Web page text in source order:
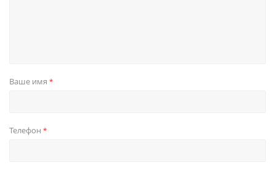
Ваше имя *
Телефон *